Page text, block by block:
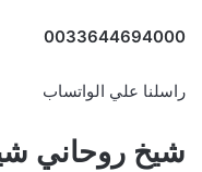
0033644694000
راسلنا علي الواتساب
شيخ روحاني